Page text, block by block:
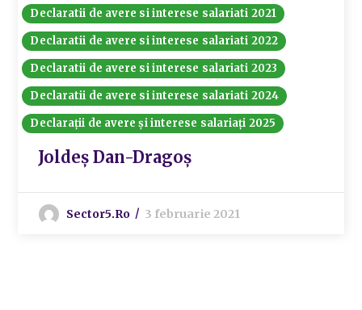
Declaratii de avere si interese salariati 2021
Declaratii de avere si interese salariati 2022
Declaratii de avere si interese salariati 2023
Declaratii de avere si interese salariati 2024
Declarații de avere și interese salariați 2025
Joldeș Dan-Dragoș
Sector5.ro 3 februarie 2021